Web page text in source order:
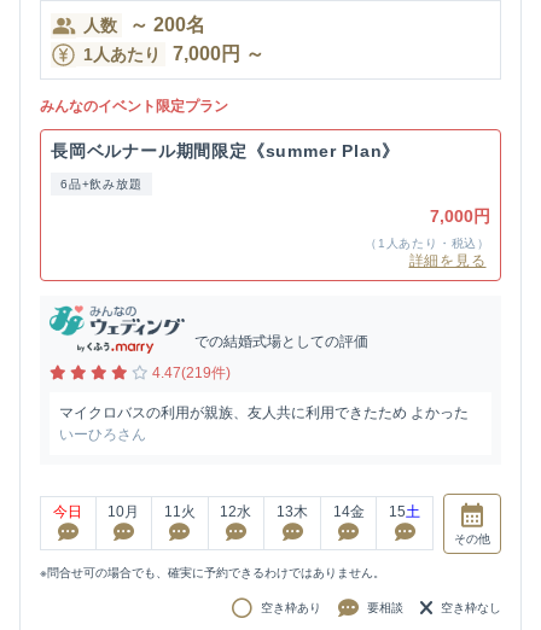
人数 ～ 200名
1人あたり 7,000円 ～
みんなのイベント限定プラン
長岡ベルナール期間限定《summer Plan》
6品+飲み放題
7,000円
（1人あたり・税込）
詳細を見る
での結婚式場としての評価
4.47(219件)
マイクロバスの利用が親族、友人共に利用できたため よかった
いーひろさん
今日 10月 11火 12水 13木 14金 15土
その他
※問合せ可の場合でも、確実に予約できるわけではありません。
空き枠あり 要相談 空き枠なし